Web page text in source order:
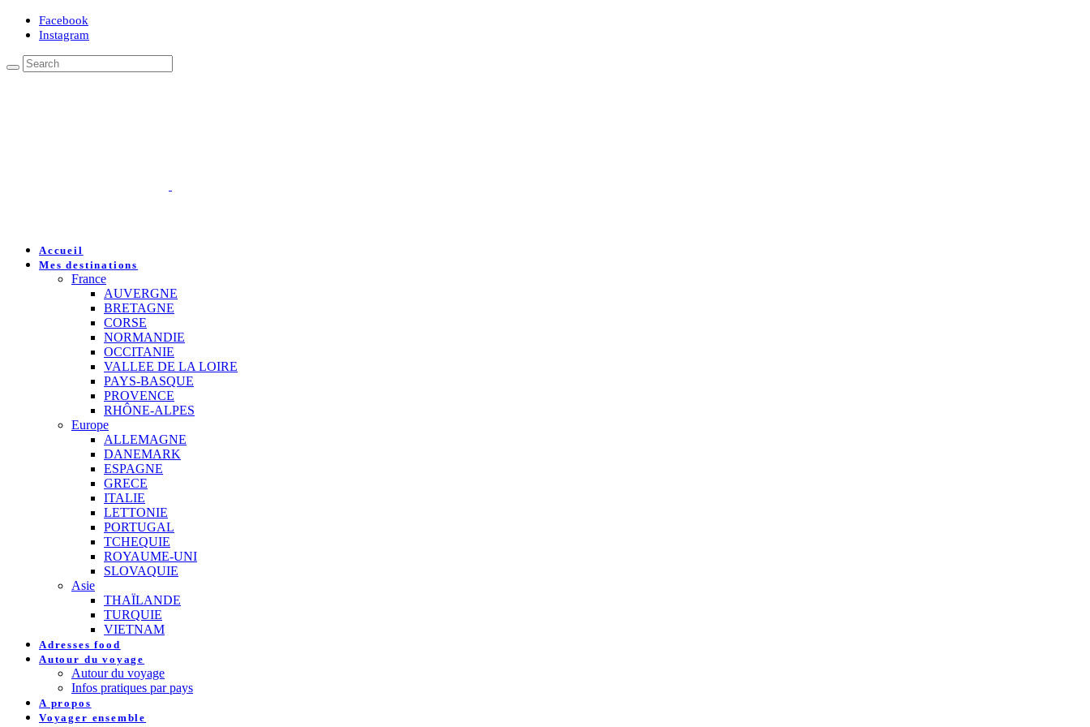
Facebook
Instagram
Accueil
Mes destinations
France
AUVERGNE
BRETAGNE
CORSE
NORMANDIE
OCCITANIE
VALLEE DE LA LOIRE
PAYS-BASQUE
PROVENCE
RHÔNE-ALPES
Europe
ALLEMAGNE
DANEMARK
ESPAGNE
GRECE
ITALIE
LETTONIE
PORTUGAL
TCHEQUIE
ROYAUME-UNI
SLOVAQUIE
Asie
THAÏLANDE
TURQUIE
VIETNAM
Adresses food
Autour du voyage
Autour du voyage
Infos pratiques par pays
A propos
Voyager ensemble